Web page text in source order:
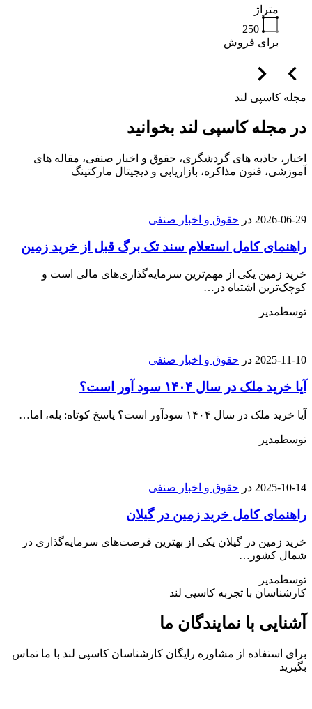
متراژ
250
برای فروش
مجله کاسپی لند
در مجله کاسپی لند بخوانید
اخبار، جاذبه های گردشگری، حقوق و اخبار صنفی، مقاله های
آموزشی، فنون مذاکره، بازاریابی و دیجیتال مارکتینگ
2026-06-29 در حقوق و اخبار صنفی
راهنمای کامل استعلام سند تک برگ قبل از خرید زمین
خرید زمین یکی از مهم‌ترین سرمایه‌گذاری‌های مالی است و
کوچک‌ترین اشتباه در…
توسطمدیر
2025-11-10 در حقوق و اخبار صنفی
آیا خرید ملک در سال ۱۴۰۴ سود آور است؟
آیا خرید ملک در سال ۱۴۰۴ سودآور است؟ پاسخ کوتاه: بله، اما…
توسطمدیر
2025-10-14 در حقوق و اخبار صنفی
راهنمای کامل خرید زمین در گیلان
خرید زمین در گیلان یکی از بهترین فرصت‌های سرمایه‌گذاری در
شمال کشور…
توسطمدیر
کارشناسان با تجربه کاسپی لند
آشنایی با نمایندگان ما
برای استفاده از مشاوره رایگان کارشناسان کاسپی لند با ما تماس
بگیرید